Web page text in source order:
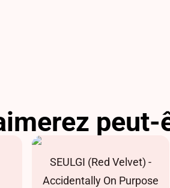
peut-
SEULGI (Red Velvet) -
Accidentally On Purpose